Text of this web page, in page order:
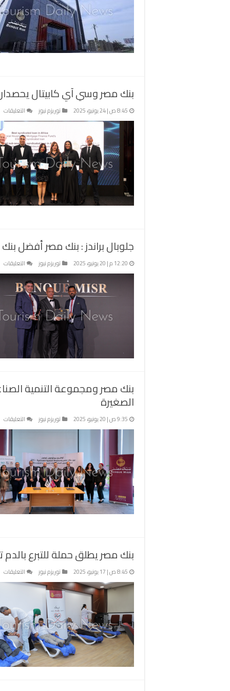
من
بنك مصر وسي آي كابيتال يحصدان 21 جائزة من مؤسسة ايميا فاينانس
8:45 ص | 24 يونيو، 2025 توريزم نيوز التعليقات
آي
21
جلوبال براندز : بنك مصر أفضل
12:20 م | 20 يونيو، 2025 توريزم نيوز التعليقات
بنك مصر ومجموعة التنمية
الصغيرة
9:35 ص | 20 يونيو، 2025 توريزم نيوز التعليقات
بنك مصر يطلق حملة للتبرع
8:45 ص | 17 يونيو، 2025 توريزم نيوز التعليقات